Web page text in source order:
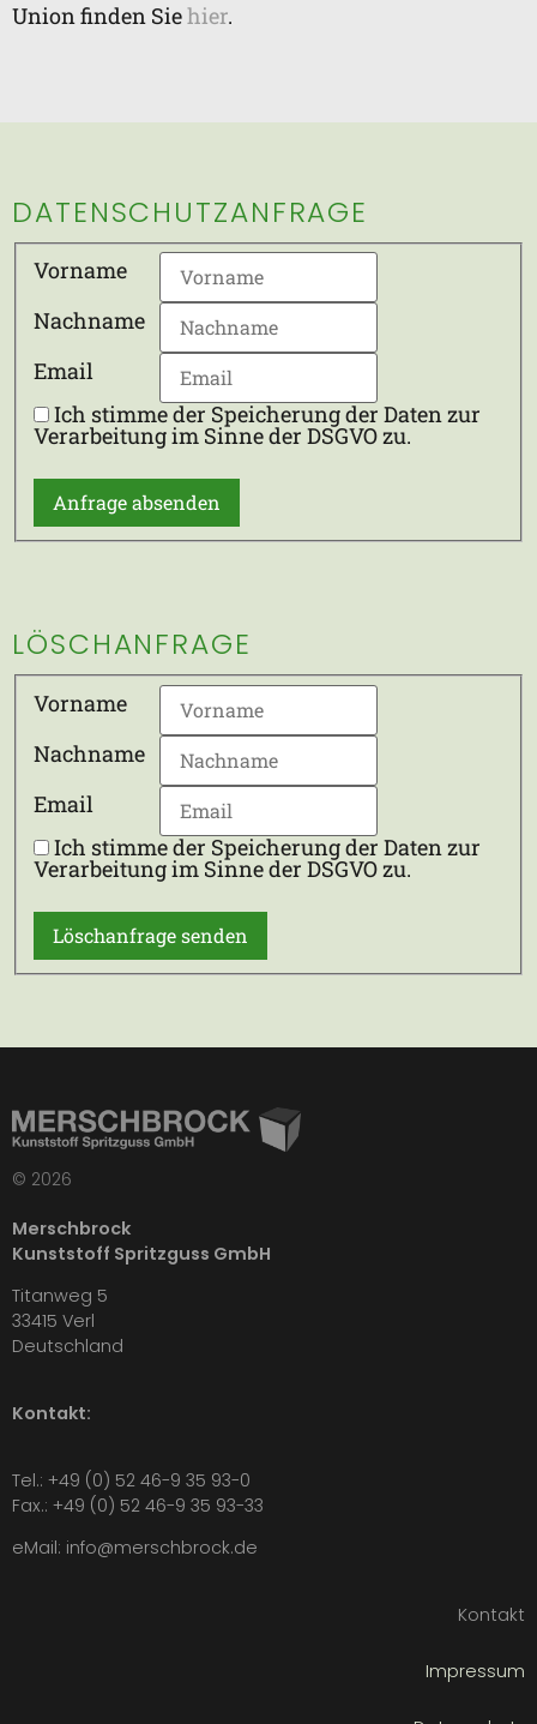
Union finden Siehier.
DATENSCHUTZANFRAGE
Vorname
Nachname
Email
Ich stimme der Speicherung der Daten zur
Verarbeitung im Sinne der DSGVO zu.
LÖSCHANFRAGE
Vorname
Nachname
Email
Ich stimme der Speicherung der Daten zur
Verarbeitung im Sinne der DSGVO zu.
© 2026
REALISATION DIESES
INTERNETAUFTRITTS:
Konzeption · Webdesign · technische Umsetzung ·
Fotografie · Text:
Merschbrock
Kunststoff Spritzguss GmbH
Titanweg 5
33415 Verl
Deutschland
Kontakt:
Tel.: +49 (0) 52 46-9 35 93-0
Fax.: +49 (0) 52 46-9 35 93-33
eMail: info@merschbrock.de
Kontakt
Impressum